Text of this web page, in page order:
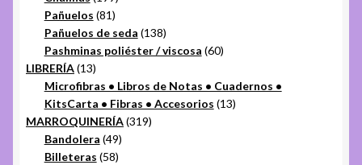
productos
Pañuelos 8181
productos
Pañuelos de seda 138138
productos
Pashminas poliéster / viscosa 6060
LIBRERÍA 1313
productos
Microfibras • Libros de Notas • Cuadernos •
KitsCarta • Fibras • Accesorios 1313
MARROQUINERÍA 319319
Bandolera 4949
productos
Billeteras 5858